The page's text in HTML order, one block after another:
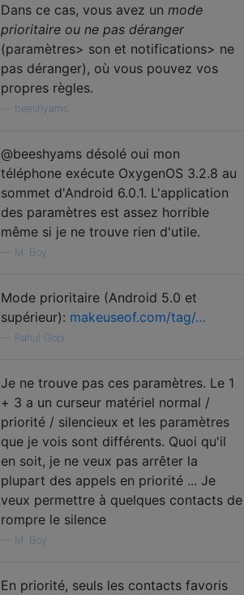
Dans ce cas, vous avez un mode
prioritaire ou ne pas déranger
(paramètres> son et notifications> ne
pas déranger), où vous pouvez vos
propres règles.
beeshyams
@beeshyams désolé oui mon
téléphone exécute OxygenOS 3.2.8 au
sommet d'Android 6.0.1. L'application
des paramètres est assez horrible
même si je ne trouve rien d'utile.
M. Boy
Mode prioritaire (Android 5.0 et
supérieur): makeuseof.com/tag/…
Rahul Gopi
Je ne trouve pas ces paramètres. Le 1
+ 3 a un curseur matériel normal /
priorité / silencieux et les paramètres
que je vois sont différents. Quoi qu'il
en soit, je ne veux pas arrêter la
plupart des appels en priorité ... Je
veux permettre à quelques contacts de
rompre le silence
M. Boy
En priorité, seuls les contacts favoris